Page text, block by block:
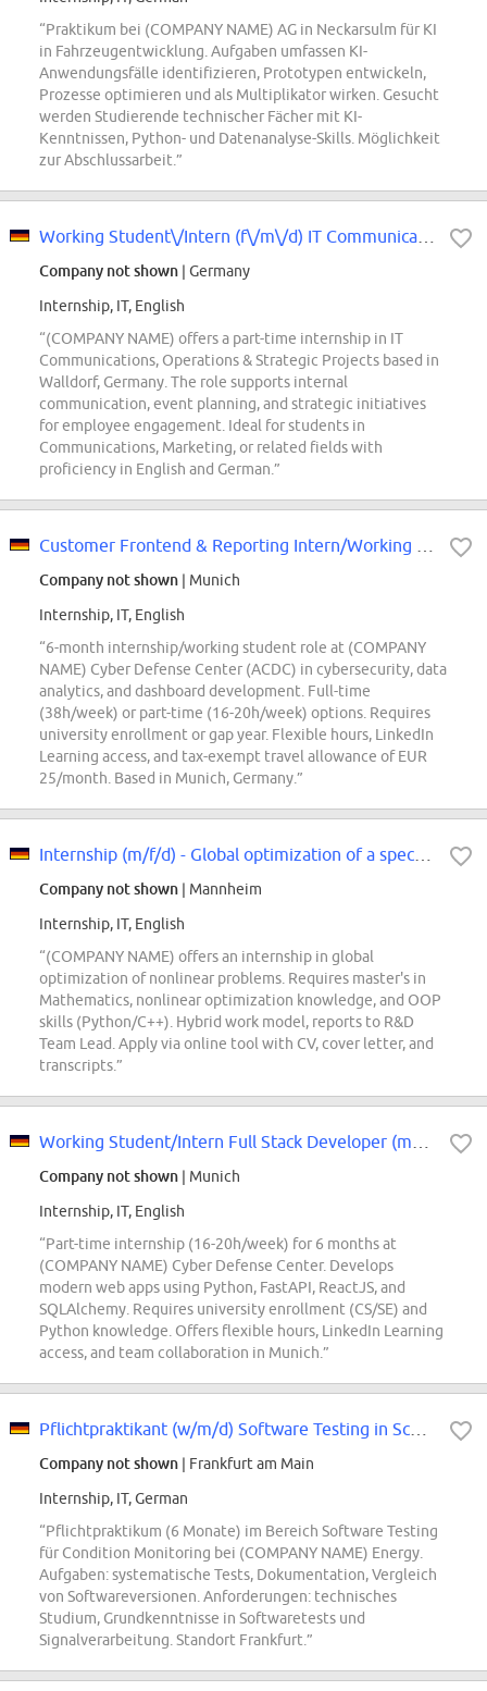
“Praktikum bei (COMPANY NAME) AG in Neckarsulm für KI
in Fahrzeugentwicklung. Aufgaben umfassen KI-
Anwendungsfälle identifizieren, Prototypen entwickeln,
Prozesse optimieren und als Multiplikator wirken. Gesucht
werden Studierende technischer Fächer mit KI-
Kenntnissen, Python- und Datenanalyse-Skills. Möglichkeit
zur Abschlussarbeit.”
Company not shown | Germany
Internship, IT, English
“(COMPANY NAME) offers a part-time internship in IT
Communications, Operations & Strategic Projects based in
Walldorf, Germany. The role supports internal
communication, event planning, and strategic initiatives
for employee engagement. Ideal for students in
Communications, Marketing, or related fields with
proficiency in English and German.”
Company not shown | Munich
Internship, IT, English
“6-month internship/working student role at (COMPANY
NAME) Cyber Defense Center (ACDC) in cybersecurity, data
analytics, and dashboard development. Full-time
(38h/week) or part-time (16-20h/week) options. Requires
university enrollment or gap year. Flexible hours, LinkedIn
Learning access, and tax-exempt travel allowance of EUR
25/month. Based in Munich, Germany.”
Company not shown | Mannheim
Internship, IT, English
“(COMPANY NAME) offers an internship in global
optimization of nonlinear problems. Requires master's in
Mathematics, nonlinear optimization knowledge, and OOP
skills (Python/C++). Hybrid work model, reports to R&D
Team Lead. Apply via online tool with CV, cover letter, and
transcripts.”
Company not shown | Munich
Internship, IT, English
“Part-time internship (16-20h/week) for 6 months at
(COMPANY NAME) Cyber Defense Center. Develops
modern web apps using Python, FastAPI, ReactJS, and
SQLAlchemy. Requires university enrollment (CS/SE) and
Python knowledge. Offers flexible hours, LinkedIn Learning
access, and team collaboration in Munich.”
Company not shown | Frankfurt am Main
Internship, IT, German
“Pflichtpraktikum (6 Monate) im Bereich Software Testing
für Condition Monitoring bei (COMPANY NAME) Energy.
Aufgaben: systematische Tests, Dokumentation, Vergleich
von Softwareversionen. Anforderungen: technisches
Studium, Grundkenntnisse in Softwaretests und
Signalverarbeitung. Standort Frankfurt.”